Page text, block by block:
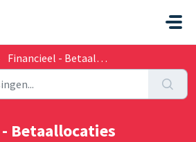
Financieel - Betaallocaties
Betaallocaties